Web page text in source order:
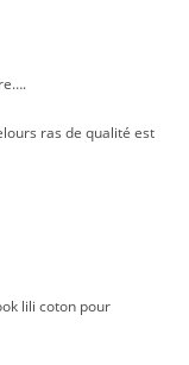
ras de qualité est
lili coton pour